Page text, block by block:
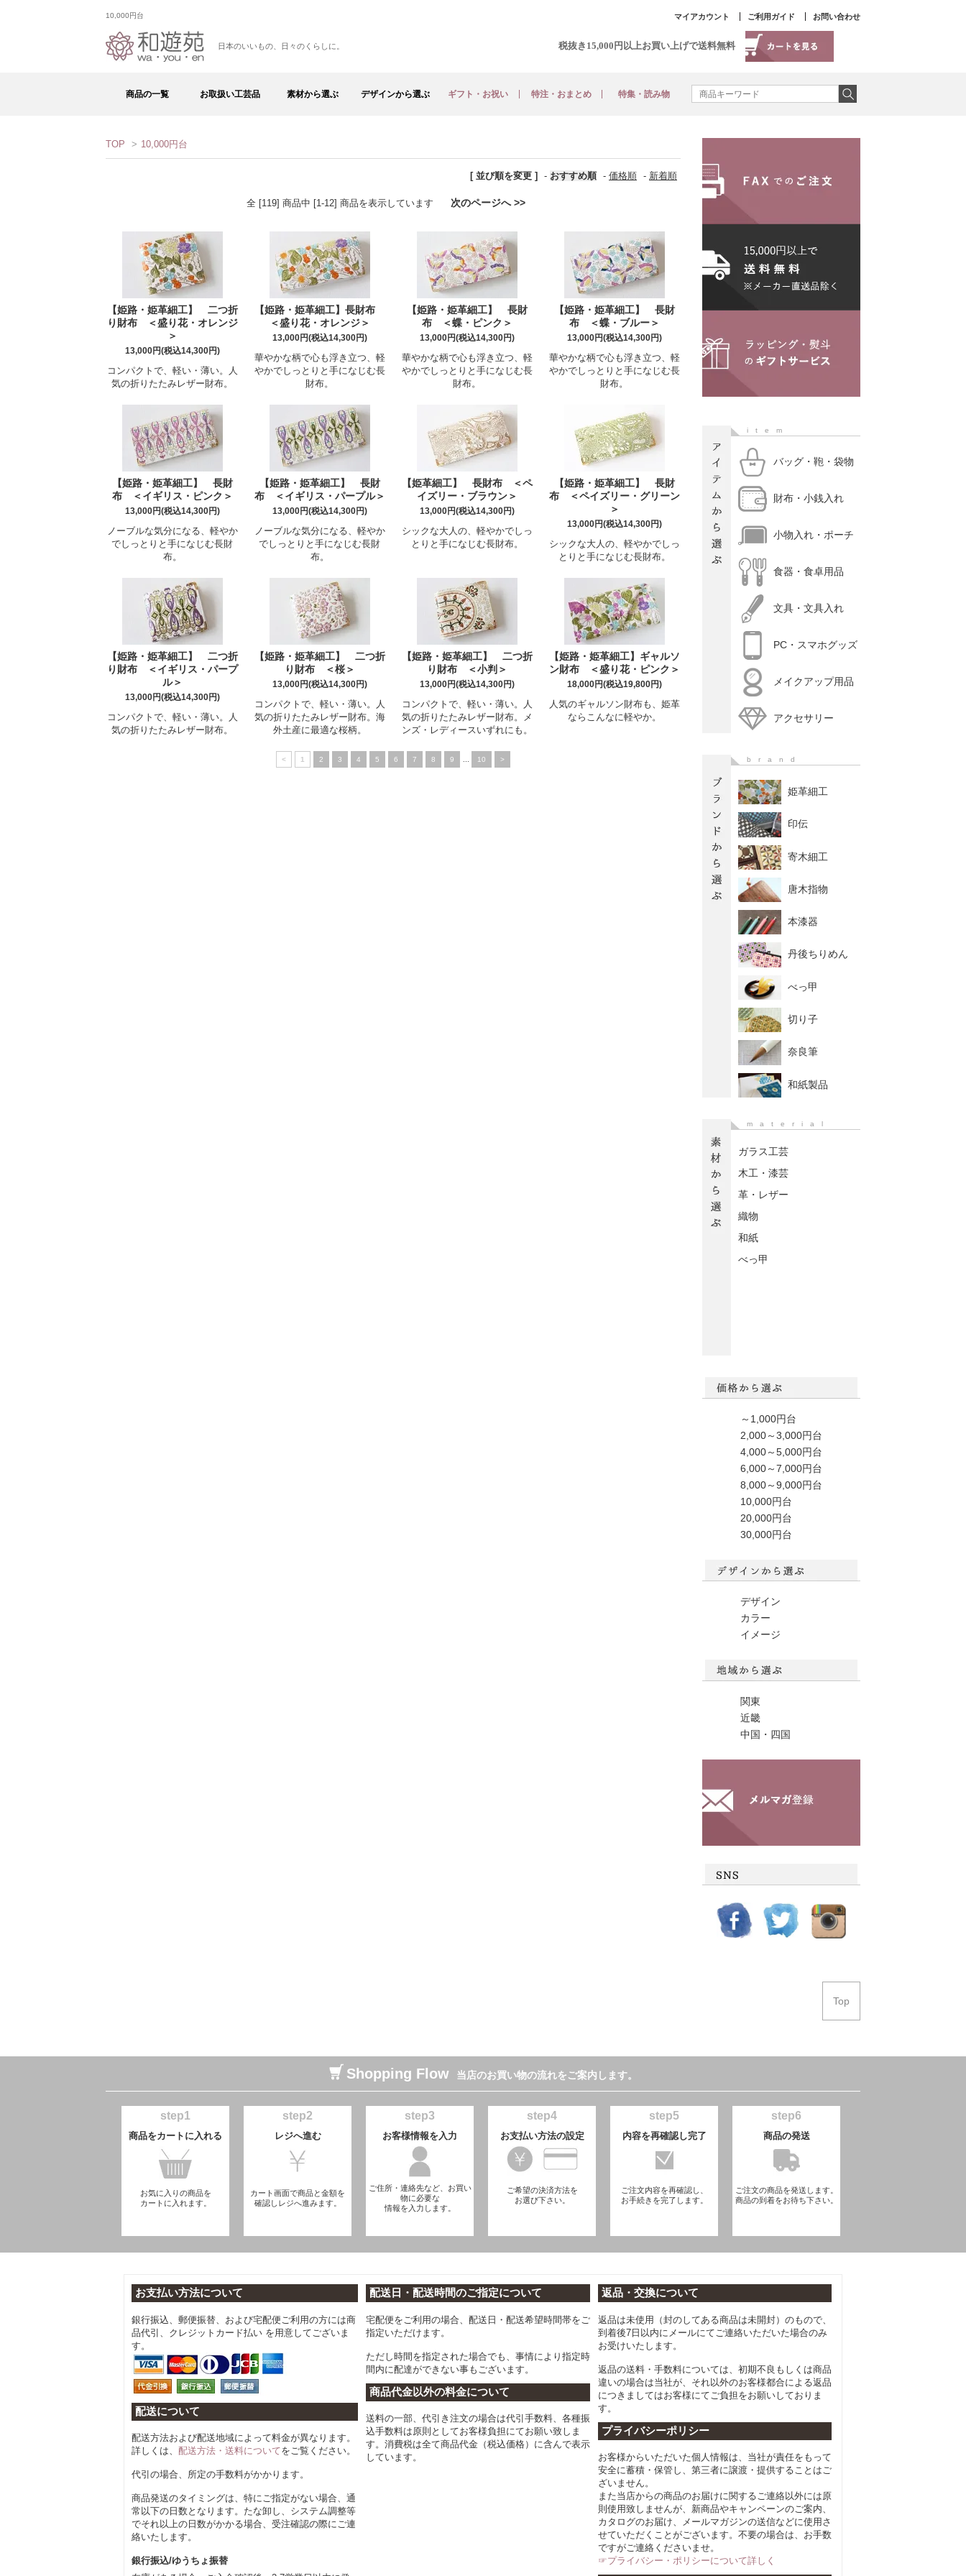
10,000円台 マイアカウント ご利用ガイド お問い合わせ
日本のいいもの、日々のくらしに。 税抜き15,000円以上お買い上げで送料無料
商品の一覧 お取扱い工芸品 素材から選ぶ デザインから選ぶ ギフト・お祝い 特注・おまとめ 特集・読み物
TOP > 10,000円台
[ 並び順を変更 ] - おすすめ順 - 価格順 - 新着順
全 [119] 商品中 [1-12] 商品を表示しています 次のページへ >>
【姫路・姫革細工】 二つ折
り財布 ＜盛り花・オレンジ
＞
13,000円(税込14,300円)
コンパクトで、軽い・薄い。人
気の折りたたみレザー財布。
【姫路・姫革細工】長財布
＜盛り花・オレンジ＞
13,000円(税込14,300円)
華やかな柄で心も浮き立つ、軽
やかでしっとりと手になじむ長
財布。
【姫路・姫革細工】 長財
布 ＜蝶・ピンク＞
13,000円(税込14,300円)
華やかな柄で心も浮き立つ、軽
やかでしっとりと手になじむ長
財布。
【姫路・姫革細工】 長財
布 ＜蝶・ブルー＞
13,000円(税込14,300円)
華やかな柄で心も浮き立つ、軽
やかでしっとりと手になじむ長
財布。
【姫路・姫革細工】 長財
布 ＜イギリス・ピンク＞
13,000円(税込14,300円)
ノーブルな気分になる、軽やか
でしっとりと手になじむ長財
布。
【姫路・姫革細工】 長財
布 ＜イギリス・パープル＞
13,000円(税込14,300円)
ノーブルな気分になる、軽やか
でしっとりと手になじむ長財
布。
【姫革細工】 長財布 ＜ペ
イズリー・ブラウン＞
13,000円(税込14,300円)
シックな大人の、軽やかでしっ
とりと手になじむ長財布。
【姫路・姫革細工】 長財
布 ＜ペイズリー・グリーン
＞
13,000円(税込14,300円)
シックな大人の、軽やかでしっ
とりと手になじむ長財布。
【姫路・姫革細工】 二つ折
り財布 ＜イギリス・パープ
ル＞
13,000円(税込14,300円)
コンパクトで、軽い・薄い。人
気の折りたたみレザー財布。
【姫路・姫革細工】 二つ折
り財布 ＜桜＞
13,000円(税込14,300円)
コンパクトで、軽い・薄い。人
気の折りたたみレザー財布。海
外土産に最適な桜柄。
【姫路・姫革細工】 二つ折
り財布 ＜小判＞
13,000円(税込14,300円)
コンパクトで、軽い・薄い。人
気の折りたたみレザー財布。メ
ンズ・レディースいずれにも。
【姫路・姫革細工】ギャルソ
ン財布 ＜盛り花・ピンク＞
18,000円(税込19,800円)
人気のギャルソン財布も、姫革
ならこんなに軽やか。
< 1 2 3 4 5 6 7 8 9 10 >
item
バッグ・鞄・袋物
財布・小銭入れ
小物入れ・ポーチ
食器・食卓用品
文具・文具入れ
PC・スマホグッズ
メイクアップ用品
アクセサリー
brand
姫革細工
印伝
寄木細工
唐木指物
本漆器
丹後ちりめん
べっ甲
切り子
奈良筆
和紙製品
material
ガラス工芸
木工・漆芸
革・レザー
織物
和紙
べっ甲
～1,000円台
2,000～3,000円台
4,000～5,000円台
6,000～7,000円台
8,000～9,000円台
10,000円台
20,000円台
30,000円台
デザイン
カラー
イメージ
関東
近畿
中国・四国
Top
Shopping Flow 当店のお買い物の流れをご案内します。
step1
商品をカートに入れる
お気に入りの商品を
カートに入れます。
step2
レジへ進む
カート画面で商品と金額を
確認しレジへ進みます。
step3
お客様情報を入力
ご住所・連絡先など、お買い
物に必要な
情報を入力します。
step4
お支払い方法の設定
ご希望の決済方法を
お選び下さい。
step5
内容を再確認し完了
ご注文内容を再確認し、
お手続きを完了します。
step6
商品の発送
ご注文の商品を発送します。
商品の到着をお待ち下さい。
お支払い方法について
銀行振込、郵便振替、および宅配便ご利用の方には商
品代引、クレジットカード払い を用意してございま
す。
配送について
配送方法および配送地域によって料金が異なります。
詳しくは、 配送方法・送料についてをご覧ください。
代引の場合、所定の手数料がかかります。
商品発送のタイミングは、特にご指定がない場合、通
常以下の日数となります。たな卸し、システム調整等
でそれ以上の日数がかかる場合、受注確認の際にご連
絡いたします。
銀行振込/ゆうちょ振替
配送日・配送時間のご指定について
宅配便をご利用の場合、配送日・配送希望時間帯をご
指定いただけます。
ただし時間を指定された場合でも、事情により指定時
間内に配達ができない事もございます。
商品代金以外の料金について
送料の一部、代引き注文の場合は代引手数料、各種振
込手数料は原則としてお客様負担にてお願い致しま
す。消費税は全て商品代金（税込価格）に含んで表示
しています。
返品・交換について
返品は未使用（封のしてある商品は未開封）のもので、
到着後7日以内にメールにてご連絡いただいた場合のみ
お受けいたします。
返品の送料・手数料については、初期不良もしくは商品
違いの場合は当社が、それ以外のお客様都合による返品
につきましてはお客様にてご負担をお願いしておりま
す。
プライバシーポリシー
お客様からいただいた個人情報は、当社が責任をもって
安全に蓄積・保管し、第三者に譲渡・提供することはご
ざいません。
また当店からの商品のお届けに関するご連絡以外には原
則使用致しませんが、新商品やキャンペーンのご案内、
カタログのお届け、メールマガジンの送信などに使用さ
せていただくことがございます。不要の場合は、お手数
ですがご連絡くださいませ。
☞プライバシー・ポリシーについて詳しく